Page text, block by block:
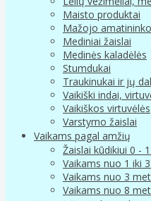
Maisto produktai
Mažojo
Mediniai žaislai
Medinės kaladėlės
Stumdukai
Traukinukai ir jų
Vaikiški indai,
Vaikiškos virtuvėlės
Varstymo žaislai
Vaikams pagal amžių
Žaislai kūdikiui 0 -
Vaikams nuo 1 iki
Vaikams nuo 3
Vaikams nuo 8